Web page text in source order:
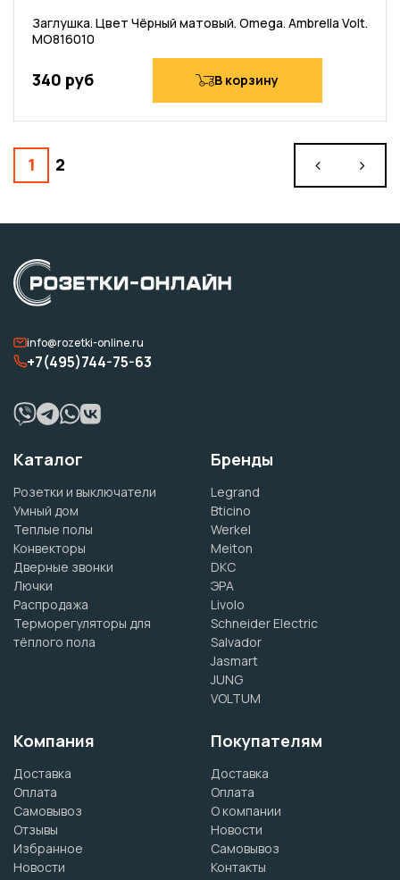
Заглушка. Цвет Чёрный матовый. Omega. Ambrella Volt.
MO816010
340 руб В корзину
1 2
info@rozetki-online.ru
+7(495)744-75-63
Каталог
Розетки и выключатели
Умный дом
Теплые полы
Конвекторы
Дверные звонки
Лючки
Распродажа
Терморегуляторы для
тёплого пола
Бренды
Legrand
Bticino
Werkel
Meiton
DKC
ЭРА
Livolo
Schneider Electric
Salvador
Jasmart
JUNG
VOLTUM
Компания
Доставка
Оплата
Самовывоз
Отзывы
Избранное
Новости
Покупателям
Доставка
Оплата
О компании
Новости
Самовывоз
Контакты